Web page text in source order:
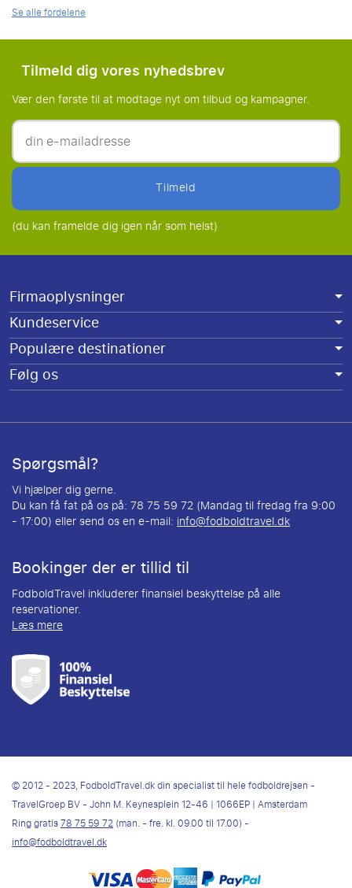
Se alle fordelene
Tilmeld dig vores nyhedsbrev
Vær den første til at modtage nyt om tilbud og kampagner.
tilmeld
(du kan framelde dig igen når som helst)
Firmaoplysninger
Kundeservice
Populære destinationer
Følg os
Spørgsmål?
Vi hjælper dig gerne.
Du kan få fat på os på: 78 75 59 72 (Mandag til fredag fra 9:00
- 17:00) eller send os en e-mail: info@fodboldtravel.dk
Bookinger der er tillid til
FodboldTravel inkluderer finansiel beskyttelse på alle
reservationer.
Læs mere
© 2012 - 2023, FodboldTravel.dk din specialist til hele fodboldrejsen -
TravelGroep BV - John M. Keynesplein 12-46 | 1066EP | Amsterdam
Ring gratis78 75 59 72(man. - fre. kl. 09.00 til 17.00) -
info@fodboldtravel.dk